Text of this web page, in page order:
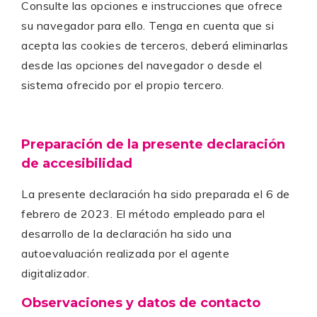
Consulte las opciones e instrucciones que ofrece
su navegador para ello. Tenga en cuenta que si
acepta las cookies de terceros, deberá eliminarlas
desde las opciones del navegador o desde el
sistema ofrecido por el propio tercero.
Preparación de la presente declaración
de accesibilidad
La presente declaración ha sido preparada el 6 de
febrero de 2023. El método empleado para el
desarrollo de la declaración ha sido una
autoevaluación realizada por el agente
digitalizador.
Observaciones y datos de contacto